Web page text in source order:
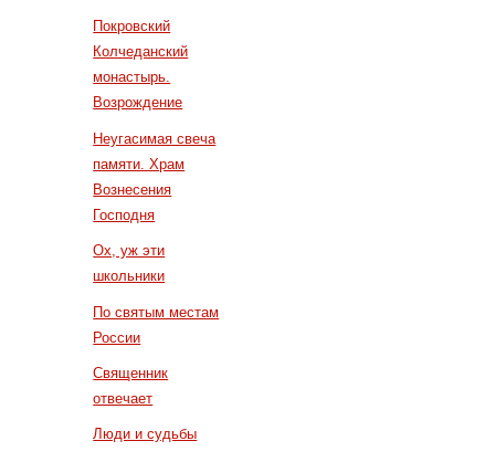
Покровский
Колчеданский
монастырь.
Возрождение
Неугасимая свеча
памяти. Храм
Вознесения
Господня
Ох, уж эти
школьники
По святым местам
России
Священник
отвечает
Люди и судьбы